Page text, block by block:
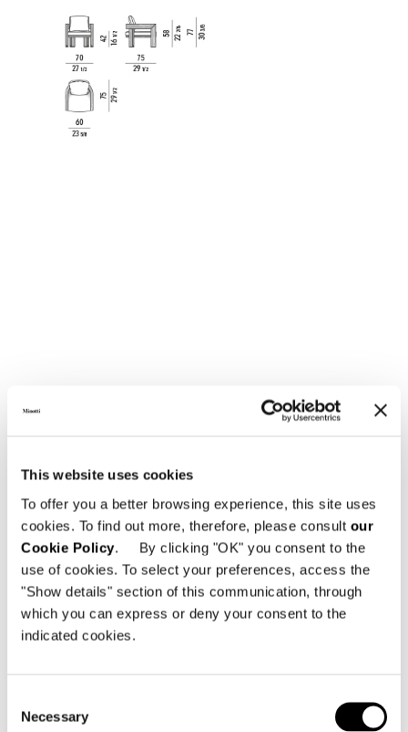
This website uses cookies
To offer you a better browsing experience, this site uses
cookies. To find out more, therefore, please consult our
Cookie Policy. By clicking "OK" you consent to the
use of cookies. To select your preferences, access the
"Show details" section of this communication, through
which you can express or deny your consent to the
indicated cookies.
Selection
Necessary
En bois 120x35 mm réalisée en iroko massif,
finition naturelle, stabilisé dans des fours à
dessiccation. Fabrication réalisée sur une
machine à commande numérique,
assemblage à 45° et finitions effectués à la
main. L’iroko est traité avec un vernis
protecteur à haute résistance aux rayons UV
et aux agents atmosphériques.
enchevêtrées, en gomme synthétique et
polypropylène, résistantes aux rayons UV. La